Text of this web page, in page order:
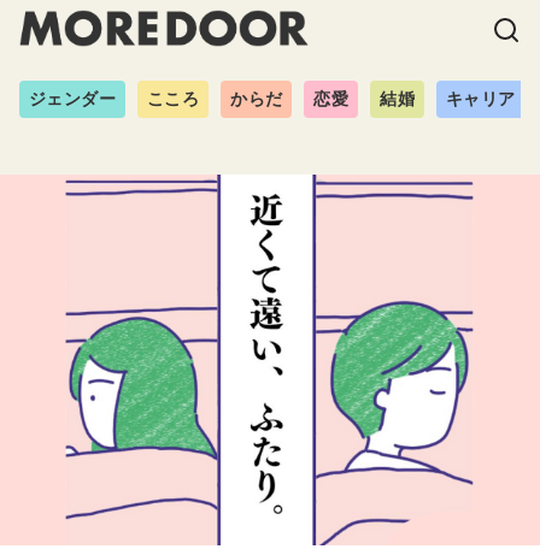
ジェンダー こころ からだ 恋愛 結婚 キャリア